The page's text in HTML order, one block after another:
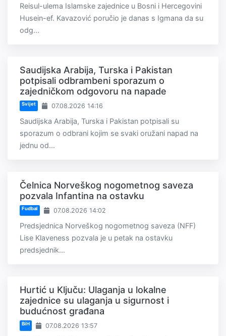
Reisul-ulema Islamske zajednice u Bosni i Hercegovini
Husein-ef. Kavazović poručio je danas s Igmana da su
odg...
Saudijska Arabija, Turska i Pakistan
potpisali odbrambeni sporazum o
zajedničkom odgovoru na napade
Svijet 07.08.2026 14:16
Saudijska Arabija, Turska i Pakistan potpisali su
sporazum o odbrani kojim se svaki oružani napad na
jednu od...
Čelnica Norveškog nogometnog saveza
pozvala Infantina na ostavku
Fudbal 07.08.2026 14:02
Predsjednica Norveškog nogometnog saveza (NFF)
Lise Klaveness pozvala je u petak na ostavku
predsjednik...
Hurtić u Ključu: Ulaganja u lokalne
zajednice su ulaganja u sigurnost i
budućnost građana
BiH 07.08.2026 13:57